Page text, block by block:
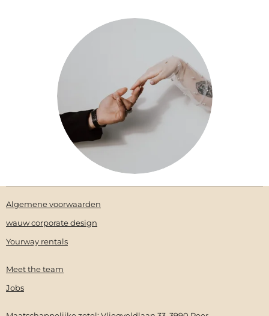
Algemene voorwaarden
wauw corporate design
Yourway rentals
Meet the team
Jobs